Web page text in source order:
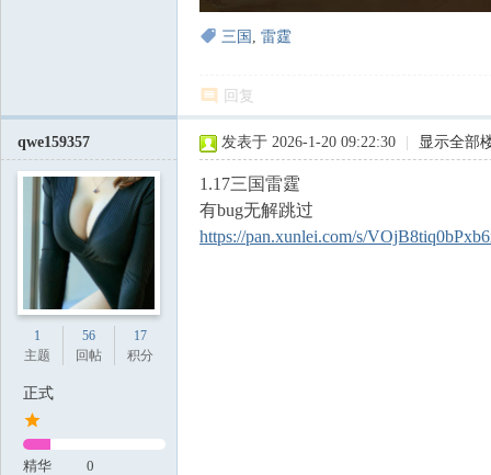
三国 , 雷霆
回复
qwe159357
1
主题
56
回帖
17
积分
正式
精华
0
发表于 2026-1-20 09:22:30 显示全部
1.17三国雷霆
有bug无解跳过
https://pan.xunlei.com/s/